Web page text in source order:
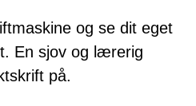
og se dit eget
En sjov og lærerig
på.